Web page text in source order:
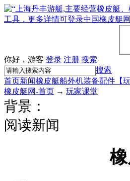
你好，游客 登录 注册 搜索
搜索
首页新闻橡皮艇船外机装备配件 【
橡皮艇网-首页 → 玩家课堂
背景：
阅读新闻